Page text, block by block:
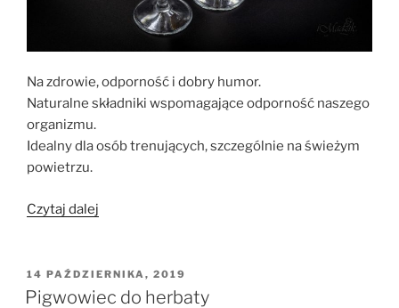
Na zdrowie, odporność i dobry humor.
Naturalne składniki wspomagające odporność naszego
organizmu.
Idealny dla osób trenujących, szczególnie na świeżym
powietrzu.
Czytaj dalej
witaminowa”
OPUBLIKOWANE
W
14 PAŹDZIERNIKA, 2019
Pigwowiec do herbaty